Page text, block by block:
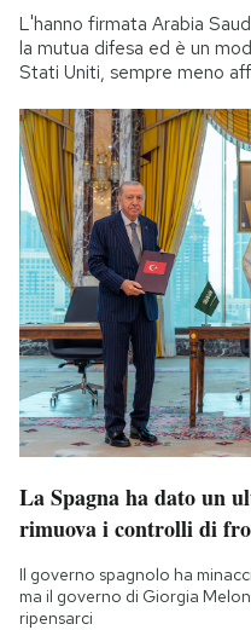
L'hanno firmata Arabia
la mutua difesa ed è un
Stati Uniti, sempre meno
La Spagna ha dato un
rimuova i controlli di
Il governo spagnolo ha
ma il governo di Giorgia
ripensarci